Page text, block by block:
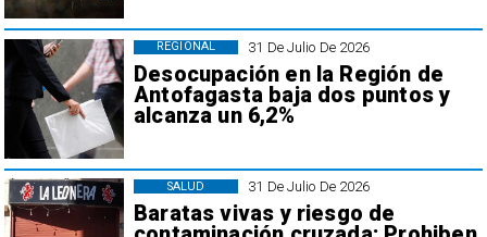
31 De Julio De 2026
Desocupación en la Región de
Antofagasta baja dos puntos y
alcanza un 6,2%
REGIONAL
31 De Julio De 2026
Baratas vivas y riesgo de
SALUD